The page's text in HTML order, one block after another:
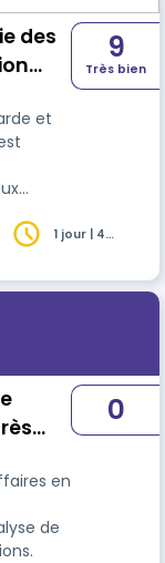
des
et
être
des
9
Très bien
1 jour | 4
de
0